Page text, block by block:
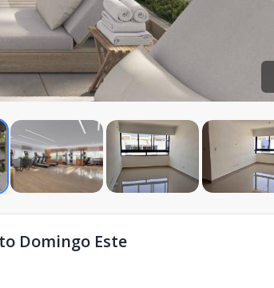
Domingo Este